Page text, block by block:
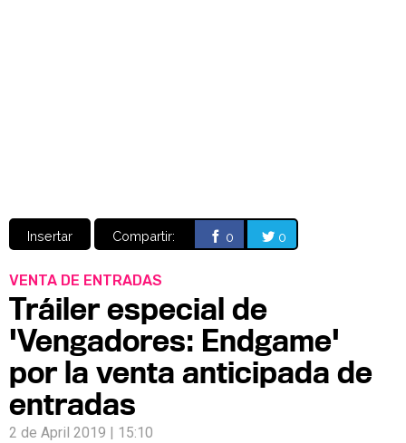
Insertar Compartir: 0 0
VENTA DE ENTRADAS
Tráiler especial de
'Vengadores: Endgame'
por la venta anticipada de
entradas
2 de April 2019 | 15:10